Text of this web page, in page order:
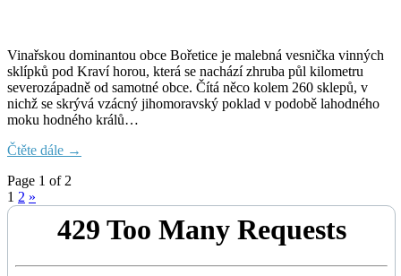
Vinařskou dominantou obce Bořetice je malebná vesnička vinných
sklípků pod Kraví horou, která se nachází zhruba půl kilometru
severozápadně od samotné obce. Čítá něco kolem 260 sklepů, v
nichž se skrývá vzácný jihomoravský poklad v podobě lahodného
moku hodného králů…
Čtěte dále →
Page 1 of 2
1 2 »